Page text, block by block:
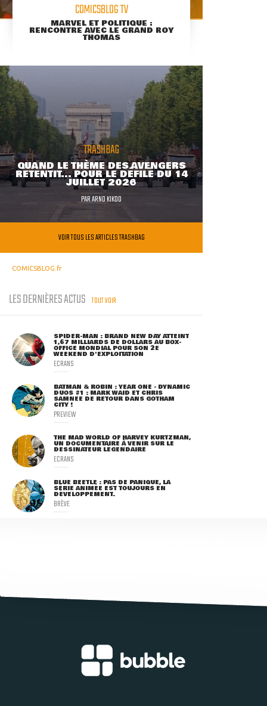
COMICSBLOG TV
MARVEL ET POLITIQUE :
RENCONTRE AVEC LE GRAND ROY
THOMAS
TRASHBAG
QUAND LE THÈME DES AVENGERS
RETENTIT... POUR LE DÉFILÉ DU 14
JUILLET 2026
PARARNO KIKOO
VOIR TOUS LES ARTICLES TRASHBAG
COMICSBLOG.fr
LES DERNIÈRES ACTUS TOUT VOIR
SPIDER-MAN : BRAND NEW DAY ATTEINT
1,67 MILLIARDS DE DOLLARS AU BOX-
OFFICE MONDIAL POUR SON 2E
WEEKEND D'EXPLOITATION
ECRANS
BATMAN & ROBIN : YEAR ONE - DYNAMIC
DUOS #1 : MARK WAID ET CHRIS
SAMNEE DE RETOUR DANS GOTHAM
CITY !
PREVIEW
THE MAD WORLD OF HARVEY KURTZMAN,
UN DOCUMENTAIRE À VENIR SUR LE
DESSINATEUR LÉGENDAIRE
ECRANS
BLUE BEETLE : PAS DE PANIQUE, LA
SÉRIE ANIMÉE EST TOUJOURS EN
DÉVELOPPEMENT.
BRÈVE